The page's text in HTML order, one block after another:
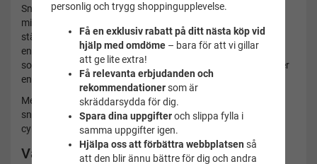
Snorkeln är utrustad med en smart vågbrytare i toppen som
minimerar risken att vatten rinner ner i röret vid vågor eller
stänk. I botten finns en effektiv envägsventil som gör det
enkelt att blåsa ut vatten som kommit in – perfekt för barn
som är nya inom snorkling. Den mjuka bettskenan i silikon ger
en behaglig känsla i munnen, även vid längre snorkelstunder.
Med en justerbar snorkelhållare och smidigt knäppfäste kan
snorkeln enkelt anpassas i höjdled för att sitta perfekt med
cyklopet.
Varför välja snorkel barn från Soak?
personlig och trygg shoppingupplevelse.
Få en exklusiv rabatt på ditt nästa köp vid
hjälp med omdöme– bara för att vi gillar
att ge lite extra!
Få relevanta erbjudanden och
rekommendationersom är
skräddarsydda för dig.
Spara dina uppgifteroch slippa fylla i
samma uppgifter igen.
Hjälpa oss att förbättra webbplatsen så
att den blir ännu bättre för dig och andra